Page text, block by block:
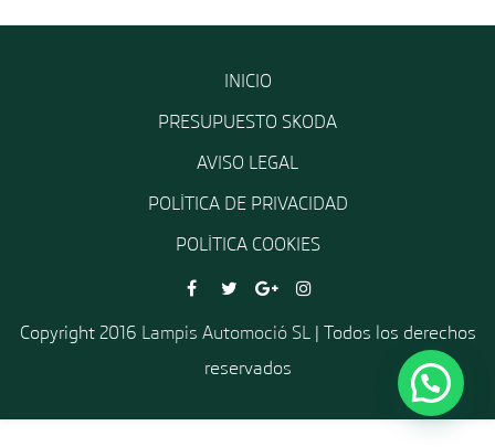
INICIO
PRESUPUESTO SKODA
AVISO LEGAL
POLÍTICA DE PRIVACIDAD
POLÍTICA COOKIES
Copyright 2016 Lampis Automoció SL| Todos los derechos
reservados